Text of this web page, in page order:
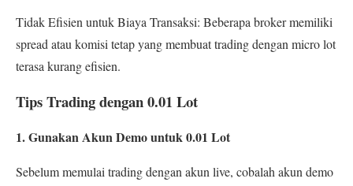
Tidak Efisien untuk Biaya Transaksi: Beberapa broker memiliki
spread atau komisi tetap yang membuat trading dengan micro lot
terasa kurang efisien.
Tips Trading dengan 0.01 Lot
1. Gunakan Akun Demo untuk 0.01 Lot
Sebelum memulai trading dengan akun live, cobalah akun demo